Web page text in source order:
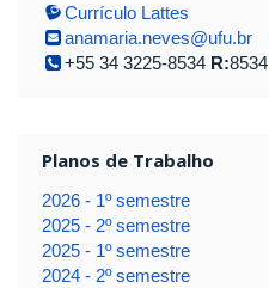
Currículo Lattes
anamaria.neves@ufu.br
+55 34 3225-8534 R:8534
Planos de Trabalho
2026 - 1º semestre
2025 - 2º semestre
2025 - 1º semestre
2024 - 2º semestre